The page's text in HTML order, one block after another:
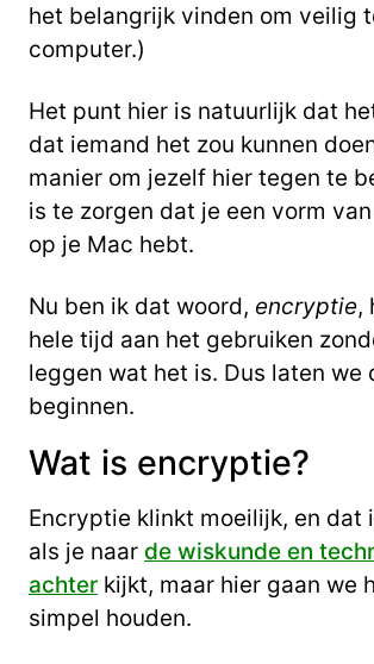
het belangrijk vinden om veilig
computer.)
Het punt hier is natuurlijk dat
dat iemand het zou kunnen
manier om jezelf hier tegen te
is te zorgen dat je een vorm
op je Mac hebt.
Nu ben ik dat woord, encryptie,
hele tijd aan het gebruiken
leggen wat het is. Dus laten we
beginnen.
Wat is encryptie?
Encryptie klinkt moeilijk, en dat
als je naar de wiskunde en
achter kijkt, maar hier gaan we
simpel houden.